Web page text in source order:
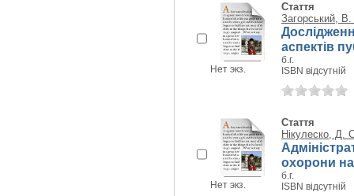
Нет экз.
Стаття
Загорський,
аспектів
б.г.
ISBN відсутній
Нет экз.
Стаття
Нікулеско, Д.
охорони
б.г.
ISBN відсутній